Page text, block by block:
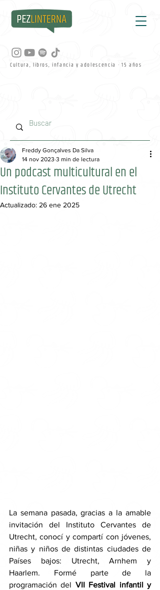
Cultura, libros, infancia y adolescencia · 15 años
Un podcast multicultural en el
Instituto Cervantes de Utrecht
Freddy Gonçalves Da Silva
14 nov 2023 3 min de lectura
Actualizado: 26 ene 2025
La semana pasada, gracias a la amable
invitación del Instituto Cervantes de
Utrecht, conocí y compartí con jóvenes,
niñas y niños de distintas ciudades de
Países bajos: Utrecht, Arnhem y
Haarlem. Formé parte de la
programación del VII Festival infantil y